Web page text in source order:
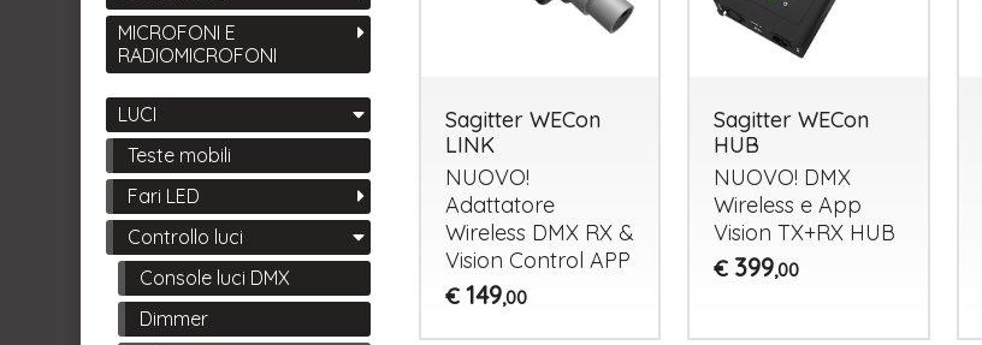
Sagitter WECon
LINK
NUOVO!
Adattatore
Wireless DMXRX &
Vision Control APP
€ 149,00
Sagitter WECon
HUB
NUOVO! DMX
Wireless e App
Vision TX+RX HUB
€ 399,00
MICROFONI E
RADIOMICROFONI
LUCI
Teste mobili
Fari LED
Controllo luci
Console luci DMX
Dimmer